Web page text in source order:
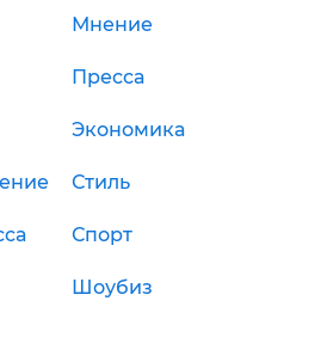
Мнение
Пресса
Экономика
Стиль
Спорт
Шоубиз